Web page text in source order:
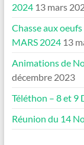
2024 13 mars
Chasse aux
MARS 2024 13
Animations de
décembre 2023
Téléthon – 8 et 9
Réunion du 14